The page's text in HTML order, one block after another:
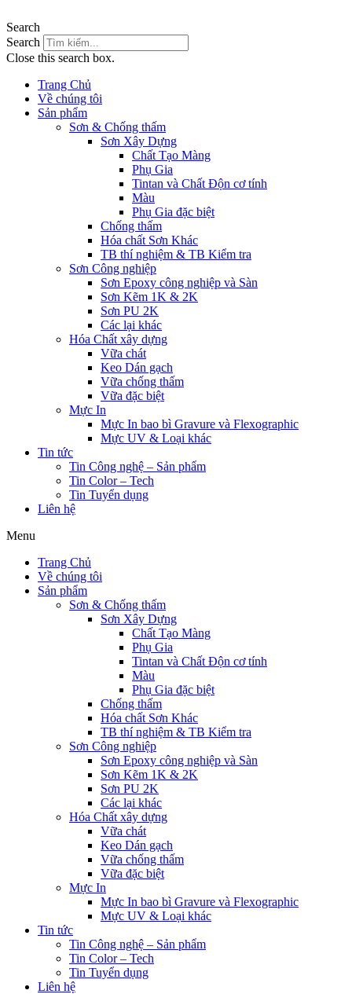
Search
Search
Close this search box.
Trang Chủ
Về chúng tôi
Sản phẩm
Sơn & Chống thấm
Sơn Xây Dựng
Chất Tạo Màng
Phụ Gia
Tintan và Chất Độn cơ tính
Màu
Phụ Gia đặc biệt
Chống thấm
Hóa chất Sơn Khác
TB thí nghiệm & TB Kiểm tra
Sơn Công nghiệp
Sơn Epoxy công nghiệp và Sàn
Sơn Kẽm 1K & 2K
Sơn PU 2K
Các lại khác
Hóa Chất xây dựng
Vữa chát
Keo Dán gạch
Vữa chống thấm
Vữa đặc biệt
Mực In
Mực In bao bì Gravure và Flexographic
Mực UV & Loại khác
Tin tức
Tin Công nghệ – Sản phẩm
Tin Color – Tech
Tin Tuyển dụng
Liên hệ
Menu
Trang Chủ
Về chúng tôi
Sản phẩm
Sơn & Chống thấm
Sơn Xây Dựng
Chất Tạo Màng
Phụ Gia
Tintan và Chất Độn cơ tính
Màu
Phụ Gia đặc biệt
Chống thấm
Hóa chất Sơn Khác
TB thí nghiệm & TB Kiểm tra
Sơn Công nghiệp
Sơn Epoxy công nghiệp và Sàn
Sơn Kẽm 1K & 2K
Sơn PU 2K
Các lại khác
Hóa Chất xây dựng
Vữa chát
Keo Dán gạch
Vữa chống thấm
Vữa đặc biệt
Mực In
Mực In bao bì Gravure và Flexographic
Mực UV & Loại khác
Tin tức
Tin Công nghệ – Sản phẩm
Tin Color – Tech
Tin Tuyển dụng
Liên hệ